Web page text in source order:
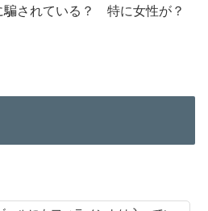
騙されている？ 特に女性が？